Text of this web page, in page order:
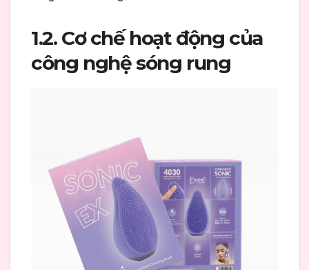
1.2. Cơ chế hoạt động của
công nghệ sóng rung